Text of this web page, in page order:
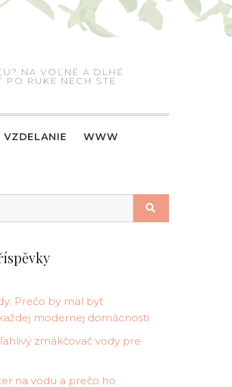
NA VOĽNÉ A DLHÉ
RUKE NECH STE
VZDELANIE WWW
Prečo by mal byť
modernej domácnosti
zmäkčovač vody pre
na vodu a prečo ho